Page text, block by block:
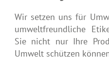
Wir setzen uns für
umweltfreundliche
Sie nicht nur Ihre
Umwelt schützen